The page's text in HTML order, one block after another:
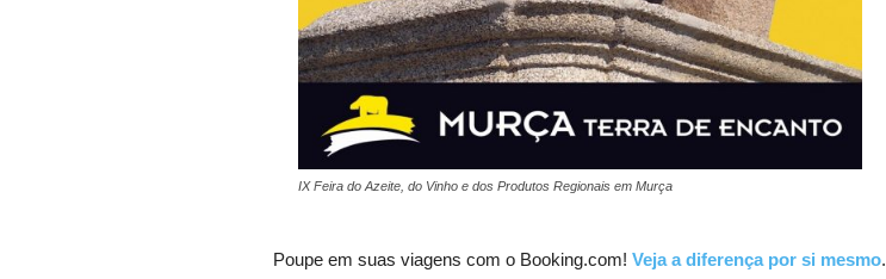
IX Feira do Azeite, do Vinho e dos Produtos Regionais em Murça
Poupe em suas viagens com o Booking.com! Veja a diferença por si mesmo.